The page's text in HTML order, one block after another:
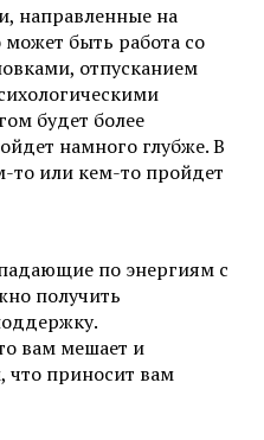
направленные на
может быть работа со
отпусканием
будет более
намного глубже. В
то или кем-то пройдет
по энергиям с
получить
вам мешает и
что приносит вам